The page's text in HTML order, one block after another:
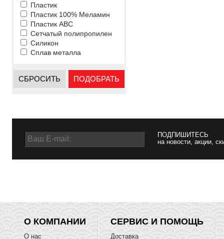
Пластик
Пластик 100% Меламин
Пластик ABC
Сетчатый полипропилен
Силикон
Сплав металла
СБРОСИТЬ ПОДОБРАТЬ
ПОДПИШИТЕСЬ
на новости, акции,
О КОМПАНИИ
О нас
СЕРВИС И ПОМОЩЬ
Доставка